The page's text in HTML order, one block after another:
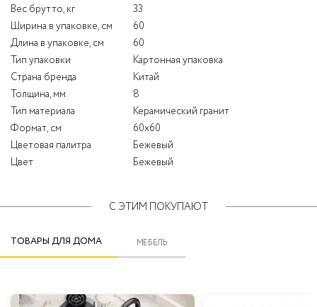
Вес брутто, кг
33
Ширина в упаковке, см
60
Длина в упаковке, см
60
Тип упаковки
Картонная упаковка
Страна бренда
Китай
Толщина, мм
8
Тип материала
Керамический гранит
Формат, см
60x60
Цветовая палитра
Бежевый
Цвет
Бежевый
С ЭТИМ ПОКУПАЮТ
ТОВАРЫ ДЛЯ ДОМА МЕБЕЛЬ